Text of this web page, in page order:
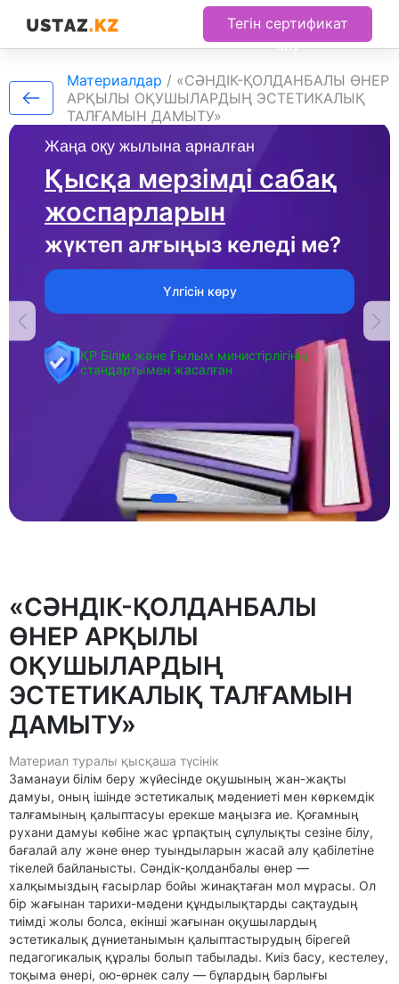
Тегін сертификат
алу
Жаңа оқу жылына арналған
Қысқа мерзімді сабақ
жоспарларын
жүктеп алғыңыз келеді ме?
Үлгісін көру
ҚР Білім және Ғылым министірлігінің
стандартымен жасалған
Материалдар / «СӘНДІК-ҚОЛДАНБАЛЫ ӨНЕР
АРҚЫЛЫ ОҚУШЫЛАРДЫҢ ЭСТЕТИКАЛЫҚ
ТАЛҒАМЫН ДАМЫТУ»
«СӘНДІК-ҚОЛДАНБАЛЫ
ӨНЕР АРҚЫЛЫ
ОҚУШЫЛАРДЫҢ
ЭСТЕТИКАЛЫҚ ТАЛҒАМЫН
ДАМЫТУ»
Материал туралы қысқаша түсінік
Заманауи білім беру жүйесінде оқушының жан-жақты
дамуы, оның ішінде эстетикалық мәдениеті мен көркемдік
талғамының қалыптасуы ерекше маңызға ие. Қоғамның
рухани дамуы көбіне жас ұрпақтың сұлулықты сезіне білу,
бағалай алу және өнер туындыларын жасай алу қабілетіне
тікелей байланысты. Сәндік-қолданбалы өнер —
халқымыздың ғасырлар бойы жинақтаған мол мұрасы. Ол
бір жағынан тарихи-мәдени құндылықтарды сақтаудың
тиімді жолы болса, екінші жағынан оқушылардың
эстетикалық дүниетанымын қалыптастырудың бірегей
педагогикалық құралы болып табылады. Киіз басу, кестелеу,
тоқыма өнері, ою-өрнек салу — бұлардың барлығы